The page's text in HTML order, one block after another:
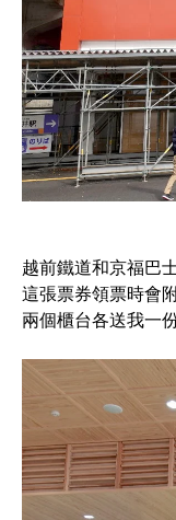
越前鐵道和京福巴
這張票券領票時會
兩個櫃台各送我一